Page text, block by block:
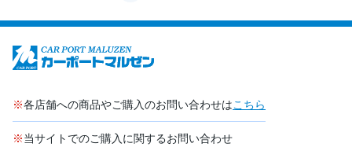
※各店舗への商品やご購入のお問い合わせはこちら
※当サイトでのご購入に関するお問い合わせ